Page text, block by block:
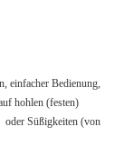
einfacher Bedienung,
hohlen (festen)
oder Süßigkeiten (von